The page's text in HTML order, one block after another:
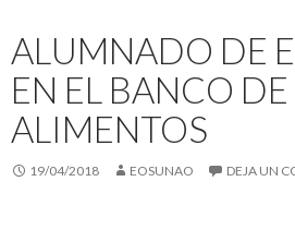
ALUMNADO DE
EN EL BANCO DE
ALIMENTOS
19/04/2018 EOSUNAO DEJA UN